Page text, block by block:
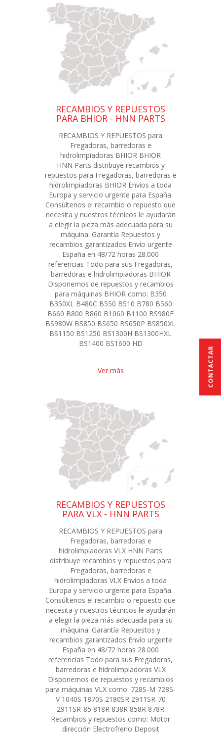
RECAMBIOS Y REPUESTOS
PARA BHIOR - HNN PARTS
RECAMBIOS Y REPUESTOS para
Fregadoras, barredoras e
hidrolimpiadoras BHIOR BHIOR
HNN Parts distribuye recambios y
repuestos para Fregadoras, barredoras e
hidrolimpiadoras BHIOR Envíos a toda
Europa y servicio urgente para España.
Consúltenos el recambio o repuesto que
necesita y nuestros técnicos le ayudarán
a elegir la pieza más adecuada para su
máquina. Garantía Repuestos y
recambios garantizados Envío urgente
España en 48/72 horas 28.000
referencias Todo para sus Fregadoras,
barredoras e hidrolimpiadoras BHIOR
Disponemos de repuestos y recambios
para máquinas BHIOR como: B350
B350XL B480C B550 B510 B780 B560
B660 B800 B860 B1060 B1100 BS980F
BS980W BS850 BS650 BS650P BS850XL
BS1150 BS1250 BS1300H BS1300HXL
BS1400 BS1600 HD
Ver más
RECAMBIOS Y REPUESTOS
PARA VLX - HNN PARTS
RECAMBIOS Y REPUESTOS para
Fregadoras, barredoras e
hidrolimpiadoras VLX HNN Parts
distribuye recambios y repuestos para
Fregadoras, barredoras e
hidrolimpiadoras VLX Envíos a toda
Europa y servicio urgente para España.
Consúltenos el recambio o repuesto que
necesita y nuestros técnicos le ayudarán
a elegir la pieza más adecuada para su
máquina. Garantía Repuestos y
recambios garantizados Envío urgente
España en 48/72 horas 28.000
referencias Todo para sus Fregadoras,
barredoras e hidrolimpiadoras VLX
Disponemos de repuestos y recambios
para máquinas VLX como: 728S-M 728S-
V 1040S 1870S 2180SR 2911SR-70
2911SR-85 818R 838R 858R 878R
Recambios y repuestos como: Motor
dirección Electrofreno Deposit
CONTACTAR